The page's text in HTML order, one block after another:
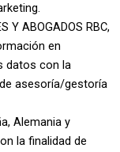
Y ABOGADOS RBC,
en
datos con la
asesoría/gestoría
Alemania y
la finalidad de